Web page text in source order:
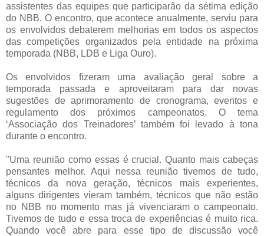
assistentes das equipes que participarão da sétima edição
do NBB. O encontro, que acontece anualmente, serviu para
os envolvidos debaterem melhorias em todos os aspectos
das competições organizados pela entidade na próxima
temporada (NBB, LDB e Liga Ouro).
Os envolvidos fizeram uma avaliação geral sobre a
temporada passada e aproveitaram para dar novas
sugestões de aprimoramento de cronograma, eventos e
regulamento dos próximos campeonatos. O tema
‘Associação dos Treinadores’ também foi levado à tona
durante o encontro.
"Uma reunião como essas é crucial. Quanto mais cabeças
pensantes melhor. Aqui nessa reunião tivemos de tudo,
técnicos da nova geração, técnicos mais experientes,
alguns dirigentes vieram também, técnicos que não estão
no NBB no momento mas já vivenciaram o campeonato.
Tivemos de tudo e essa troca de experiências é muito rica.
Quando você abre para esse tipo de discussão você